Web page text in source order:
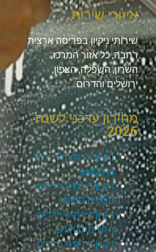
איזורי שירות
שירותי ניקיון בפריסה ארצית
רחבה, כל אזור המרכז,
השרון, השפלה, הצפון,
ירושלים והדרום.
מחירון עדכני לשנת
2026
ניקיון דירת חדר החל
מ-₪400
ניקיון דירת 2 חדרים
החל מ-₪800
ניקיון דירת 3 חדרים
החל מ-₪1100
ניקיון דירת 4 חדרים